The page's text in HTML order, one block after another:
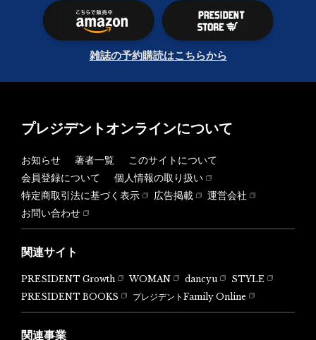
雑誌の予約購読はこちらから
プレジデントオンラインについて
お知らせ 著者一覧
このサイトについて
会員登録について
個人情報の取り扱い
特定商取引法に基づく表示
広告掲載
運営会社
お問い合わせ
関連サイト
PRESIDENT Growth WOMAN dancyu
STYLE
PRESIDENT BOOKS
プレジデントFamily Online
関連事業